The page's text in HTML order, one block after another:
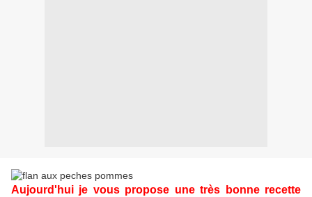
Aujourd'hui je vous propose une très bonne recette